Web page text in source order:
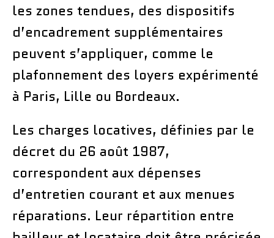
les zones tendues, des dispositifs
d’encadrement supplémentaires
peuvent s’appliquer, comme le
plafonnement des loyers expérimenté
à Paris, Lille ou Bordeaux.
Les charges locatives, définies par le
décret du 26 août 1987,
correspondent aux dépenses
d’entretien courant et aux menues
réparations. Leur répartition entre